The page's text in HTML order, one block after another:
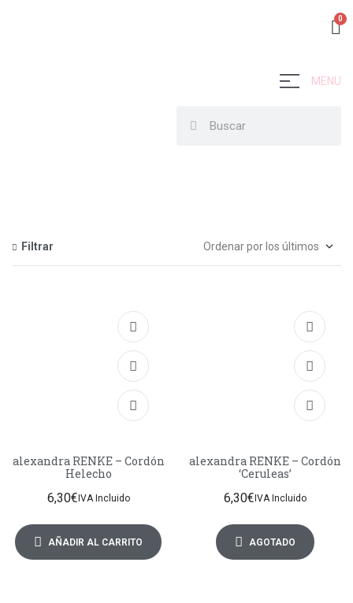
MENU
Filtrar
alexandra RENKE – Cordón
Helecho
6,30€IVA Incluido
AÑADIR AL CARRITO
alexandra RENKE – Cordón
‘Ceruleas’
6,30€IVA Incluido
AGOTADO